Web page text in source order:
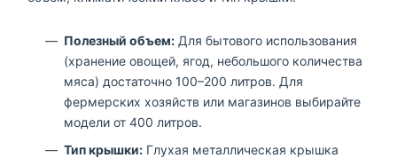
Полезный объем: Для бытового использования
(хранение овощей, ягод, небольшого количества
мяса) достаточно 100–200 литров. Для
фермерских хозяйств или магазинов выбирайте
модели от 400 литров.
Тип крышки: Глухая металлическая крышка